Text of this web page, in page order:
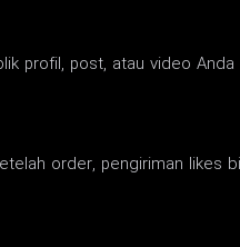
profil, post, atau video
order, pengiriman likes